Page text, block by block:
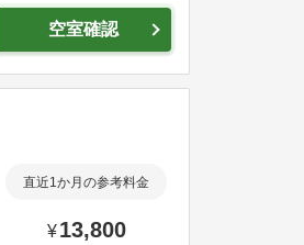
空室確認
直近1か月の参考料金
¥ 13,800